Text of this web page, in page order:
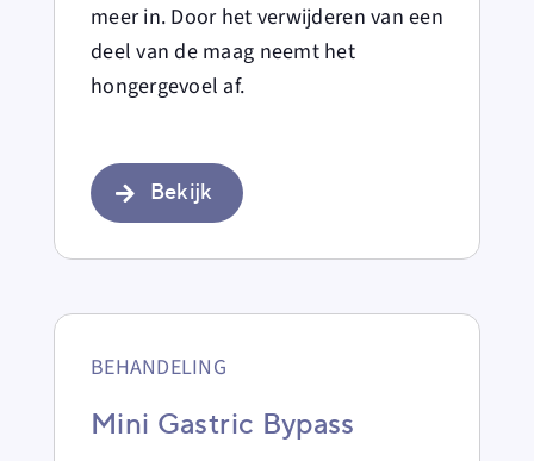
meer in. Door het verwijderen van een
deel van de maag neemt het
hongergevoel af.
Bekijk
BEHANDELING
Mini Gastric Bypass